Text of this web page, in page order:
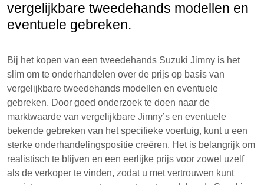
vergelijkbare tweedehands modellen en
eventuele gebreken.
Bij het kopen van een tweedehands Suzuki Jimny is het
slim om te onderhandelen over de prijs op basis van
vergelijkbare tweedehands modellen en eventuele
gebreken. Door goed onderzoek te doen naar de
marktwaarde van vergelijkbare Jimny’s en eventuele
bekende gebreken van het specifieke voertuig, kunt u een
sterke onderhandelingspositie creëren. Het is belangrijk om
realistisch te blijven en een eerlijke prijs voor zowel uzelf
als de verkoper te vinden, zodat u met vertrouwen kunt